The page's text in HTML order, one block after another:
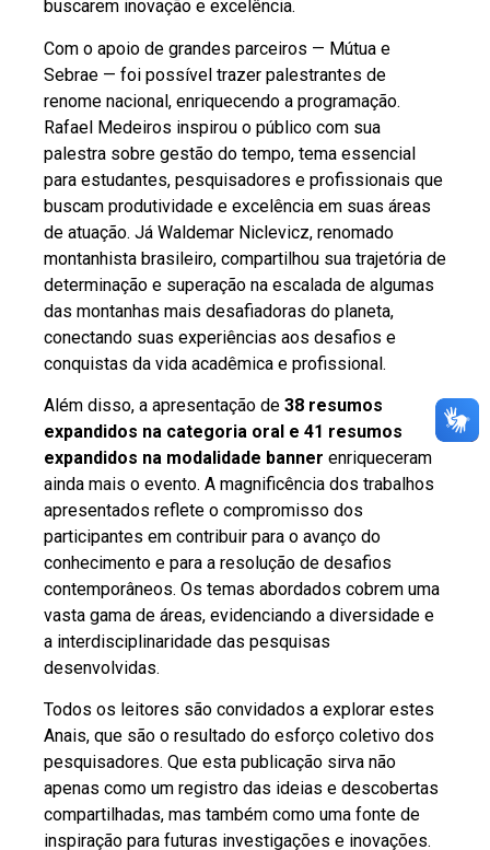
buscarem inovação e excelência.
Com o apoio de grandes parceiros — Mútua e
Sebrae — foi possível trazer palestrantes de
renome nacional, enriquecendo a programação.
Rafael Medeiros inspirou o público com sua
palestra sobre gestão do tempo, tema essencial
para estudantes, pesquisadores e profissionais que
buscam produtividade e excelência em suas áreas
de atuação. Já Waldemar Niclevicz, renomado
montanhista brasileiro, compartilhou sua trajetória de
determinação e superação na escalada de algumas
das montanhas mais desafiadoras do planeta,
conectando suas experiências aos desafios e
conquistas da vida acadêmica e profissional.
Além disso, a apresentação de 38 resumos
expandidos na categoria oral e 41 resumos
expandidos na modalidade banner enriqueceram
ainda mais o evento. A magnificência dos trabalhos
apresentados reflete o compromisso dos
participantes em contribuir para o avanço do
conhecimento e para a resolução de desafios
contemporâneos. Os temas abordados cobrem uma
vasta gama de áreas, evidenciando a diversidade e
a interdisciplinaridade das pesquisas
desenvolvidas.
Todos os leitores são convidados a explorar estes
Anais, que são o resultado do esforço coletivo dos
pesquisadores. Que esta publicação sirva não
apenas como um registro das ideias e descobertas
compartilhadas, mas também como uma fonte de
inspiração para futuras investigações e inovações.